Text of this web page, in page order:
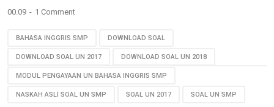
00.09 1 Comment
BAHASA INGGRIS SMP DOWNLOAD SOAL
DOWNLOAD SOAL UN 2017 DOWNLOAD SOAL UN 2018
MODUL PENGAYAAN UN BAHASA INGGRIS SMP
NASKAH ASLI SOAL UN SMP SOAL UN 2017 SOAL UN SMP